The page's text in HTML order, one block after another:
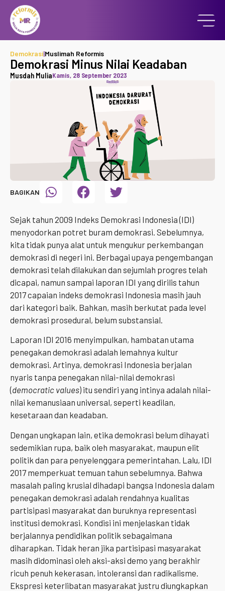
Demokrasi|Muslimah Reformis
Demokrasi Minus Nilai Keadaban
Musdah MuliaKamis, 28 September 2023
BAGIKAN
Sejak tahun 2009 Indeks Demokrasi Indonesia (IDI)
menyodorkan potret buram demokrasi. Sebelumnya,
kita tidak punya alat untuk mengukur perkembangan
demokrasi di negeri ini. Berbagai upaya pengembangan
demokrasi telah dilakukan dan sejumlah progres telah
dicapai, namun sampai laporan IDI yang dirilis tahun
2017 capaian indeks demokrasi Indonesia masih jauh
dari kategori baik. Bahkan, masih berkutat pada level
demokrasi prosedural, belum substansial.
Laporan IDI 2016 menyimpulkan, hambatan utama
penegakan demokrasi adalah lemahnya kultur
demokrasi. Artinya, demokrasi Indonesia berjalan
nyaris tanpa penegakan nilai-nilai demokrasi
(democratic values) itu sendiri yang intinya adalah nilai-
nilai kemanusiaan universal, seperti keadilan,
kesetaraan dan keadaban.
Dengan ungkapan lain, etika demokrasi belum dihayati
sedemikian rupa, baik oleh masyarakat, maupun elit
politik dan para penyelenggara pemerintahan. Lalu, IDI
2017 memperkuat temuan tahun sebelumnya. Bahwa
masalah paling krusial dihadapi bangsa Indonesia dalam
penegakan demokrasi adalah rendahnya kualitas
partisipasi masyarakat dan buruknya representasi
institusi demokrasi. Kondisi ini menjelaskan tidak
berjalannya pendidikan politik sebagaimana
diharapkan. Tidak heran jika partisipasi masyarakat
masih didominasi oleh aksi-aksi demo yang berakhir
ricuh penuh kekerasan, intoleransi dan radikalisme.
Ekspresi keterlibatan masyarakat justru diungkapkan